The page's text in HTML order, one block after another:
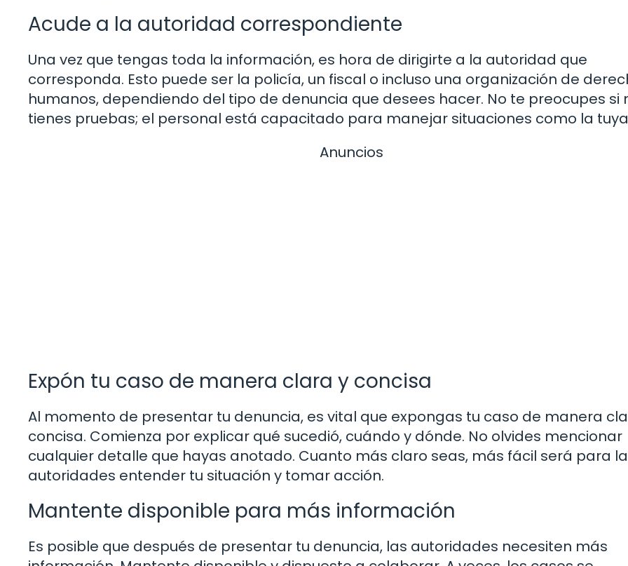
Acude a la autoridad correspondiente
Una vez que tengas toda la información, es hora de dirigirte a la autoridad que
corresponda. Esto puede ser la policía, un fiscal o incluso una organización de
humanos, dependiendo del tipo de denuncia que desees hacer. No te preocupes si
tienes pruebas; el personal está capacitado para manejar situaciones como la
Anuncios
Expón tu caso de manera clara y concisa
Al momento de presentar tu denuncia, es vital que expongas tu caso de manera
concisa. Comienza por explicar qué sucedió, cuándo y dónde. No olvides mencionar
cualquier detalle que hayas anotado. Cuanto más claro seas, más fácil será para
autoridades entender tu situación y tomar acción.
Mantente disponible para más información
Es posible que después de presentar tu denuncia, las autoridades necesiten más